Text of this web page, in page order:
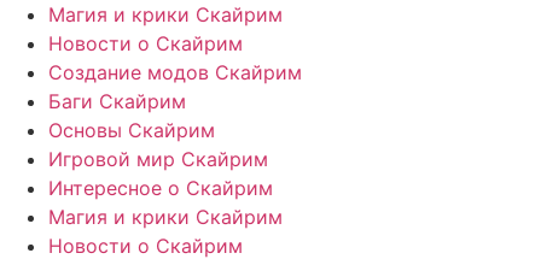
Магия и крики Скайрим
Новости о Скайрим
Создание модов Скайрим
Баги Скайрим
Основы Скайрим
Игровой мир Скайрим
Интересное о Скайрим
Магия и крики Скайрим
Новости о Скайрим